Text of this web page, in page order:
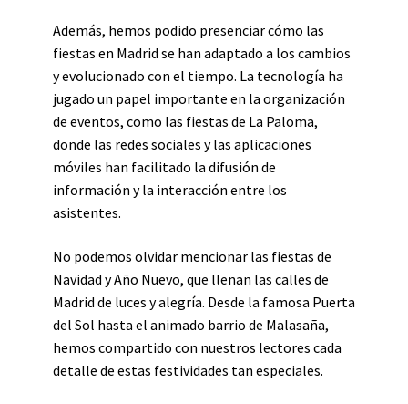
Además, hemos podido presenciar cómo las
fiestas en Madrid se han adaptado a los cambios
y evolucionado con el tiempo. La tecnología ha
jugado un papel importante en la organización
de eventos, como las fiestas de La Paloma,
donde las redes sociales y las aplicaciones
móviles han facilitado la difusión de
información y la interacción entre los
asistentes.
No podemos olvidar mencionar las fiestas de
Navidad y Año Nuevo, que llenan las calles de
Madrid de luces y alegría. Desde la famosa Puerta
del Sol hasta el animado barrio de Malasaña,
hemos compartido con nuestros lectores cada
detalle de estas festividades tan especiales.